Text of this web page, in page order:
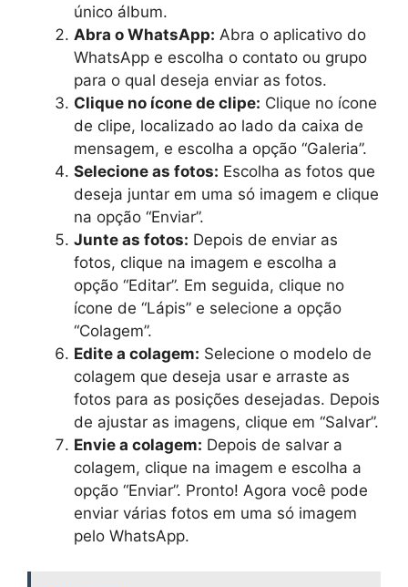
único álbum.
Abra o WhatsApp: Abra o aplicativo do
WhatsApp e escolha o contato ou grupo
para o qual deseja enviar as fotos.
Clique no ícone de clipe: Clique no ícone
de clipe, localizado ao lado da caixa de
mensagem, e escolha a opção “Galeria”.
Selecione as fotos: Escolha as fotos que
deseja juntar em uma só imagem e clique
na opção “Enviar”.
Junte as fotos: Depois de enviar as
fotos, clique na imagem e escolha a
opção “Editar”. Em seguida, clique no
ícone de “Lápis” e selecione a opção
“Colagem”.
Edite a colagem: Selecione o modelo de
colagem que deseja usar e arraste as
fotos para as posições desejadas. Depois
de ajustar as imagens, clique em “Salvar”.
Envie a colagem: Depois de salvar a
colagem, clique na imagem e escolha a
opção “Enviar”. Pronto! Agora você pode
enviar várias fotos em uma só imagem
pelo WhatsApp.